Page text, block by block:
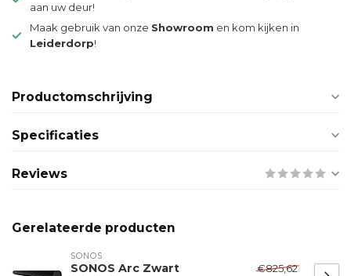
aan uw deur!
Maak gebruik van onze Showroom en kom kijken in
Leiderdorp!
Productomschrijving
Specificaties
Reviews
Gerelateerde producten
SONOS
SONOS Arc Zwart
€825,62